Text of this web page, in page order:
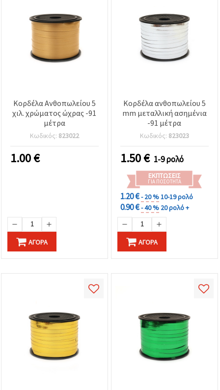
Κορδέλα Ανθοπωλείου 5
χιλ. χρώματος ώχρας -91
μέτρα
Κωδικός: 823022
1.00€
ΑΓΟΡΆ
Κορδέλα ανθοπωλείου 5
mm μεταλλική ασημένια
-91 μέτρα
Κωδικός: 823023
1.50€ 1-9 ρολό
ΕΚΠΤΏΣΕΙΣ
ΓΙΑ ΠΟΣΌΤΗΤΑ
1.20 €- 20 %10-19 ρολό
0.90 €- 40 % 20 ρολό +
ΑΓΟΡΆ